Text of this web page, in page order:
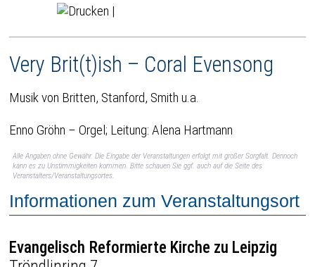
|
Very Brit(t)ish – Coral Evensong
Musik von Britten, Stanford, Smith u.a.
Enno Gröhn – Orgel; Leitung: Alena Hartmann
Alle Angaben ohne Gewähr. Die Eingabe der Veranstaltungen erfolgt mit großer Sorgfalt. Dennoch
kann es zu Unstimmigkeiten kommen. Bitte schauen Sie ggf. auch auf die Seite des
Veranstalters/Veranstaltungsortes.
Informationen zum Veranstaltungsort
Evangelisch Reformierte Kirche zu Leipzig